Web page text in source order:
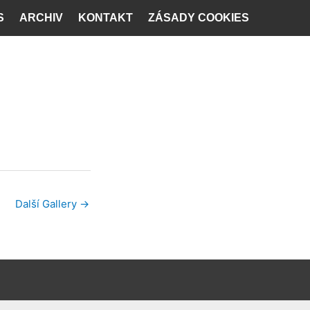
ARCHIV KONTAKT ZÁSADY COOKIES
Další Gallery →